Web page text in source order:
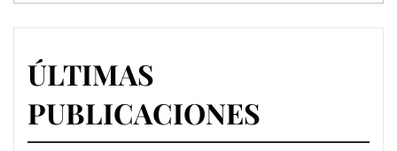
ÚLTIMAS
PUBLICACIONES